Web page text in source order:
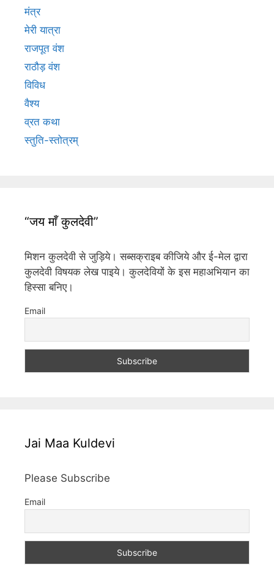
मंत्र
मेरी यात्रा
राजपूत वंश
राठौड़ वंश
विविध
वैश्य
व्रत कथा
स्तुति-स्तोत्रम्
“जय माँ कुलदेवी”
मिशन कुलदेवी से जुड़िये। सब्सक्राइब कीजिये और ई-मेल द्वारा
कुलदेवी विषयक लेख पाइये। कुलदेवियों के इस महाअभियान का
हिस्सा बनिए।
Email
Jai Maa Kuldevi
Please Subscribe
Email